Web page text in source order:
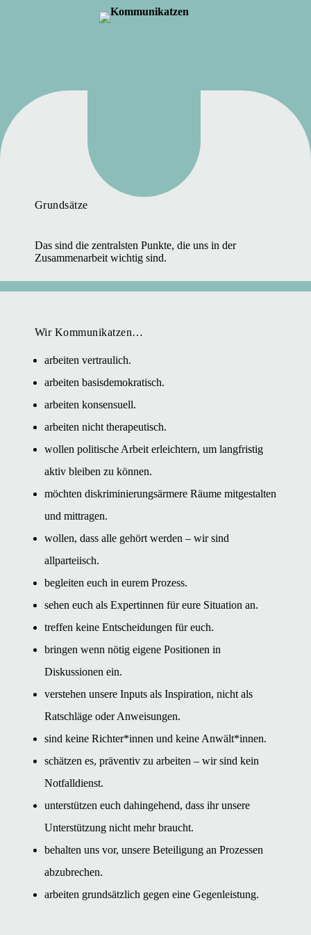
Grundsätze
Das sind die zentralsten Punkte, die uns in der
Zusammenarbeit wichtig sind.
Wir Kommunikatzen…
arbeiten vertraulich.
arbeiten basisdemokratisch.
arbeiten konsensuell.
arbeiten nicht therapeutisch.
wollen politische Arbeit erleichtern, um langfristig
aktiv bleiben zu können.
möchten diskriminierungsärmere Räume mitgestalten
und mittragen.
wollen, dass alle gehört werden – wir sind
allparteiisch.
begleiten euch in eurem Prozess.
sehen euch als Expertinnen für eure Situation an.
treffen keine Entscheidungen für euch.
bringen wenn nötig eigene Positionen in
Diskussionen ein.
verstehen unsere Inputs als Inspiration, nicht als
Ratschläge oder Anweisungen.
sind keine Richter*innen und keine Anwält*innen.
schätzen es, präventiv zu arbeiten – wir sind kein
Notfalldienst.
unterstützen euch dahingehend, dass ihr unsere
Unterstützung nicht mehr braucht.
behalten uns vor, unsere Beteiligung an Prozessen
abzubrechen.
arbeiten grundsätzlich gegen eine Gegenleistung.